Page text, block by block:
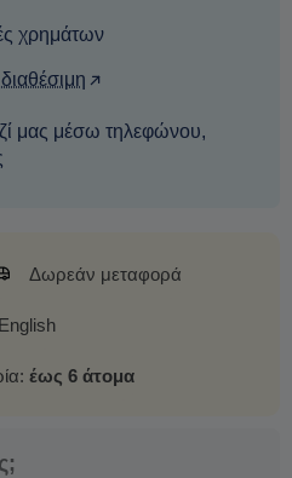
χρημάτων
μας μέσω τηλεφώνου,
Δωρεάν μεταφορά
έως 6 άτομα